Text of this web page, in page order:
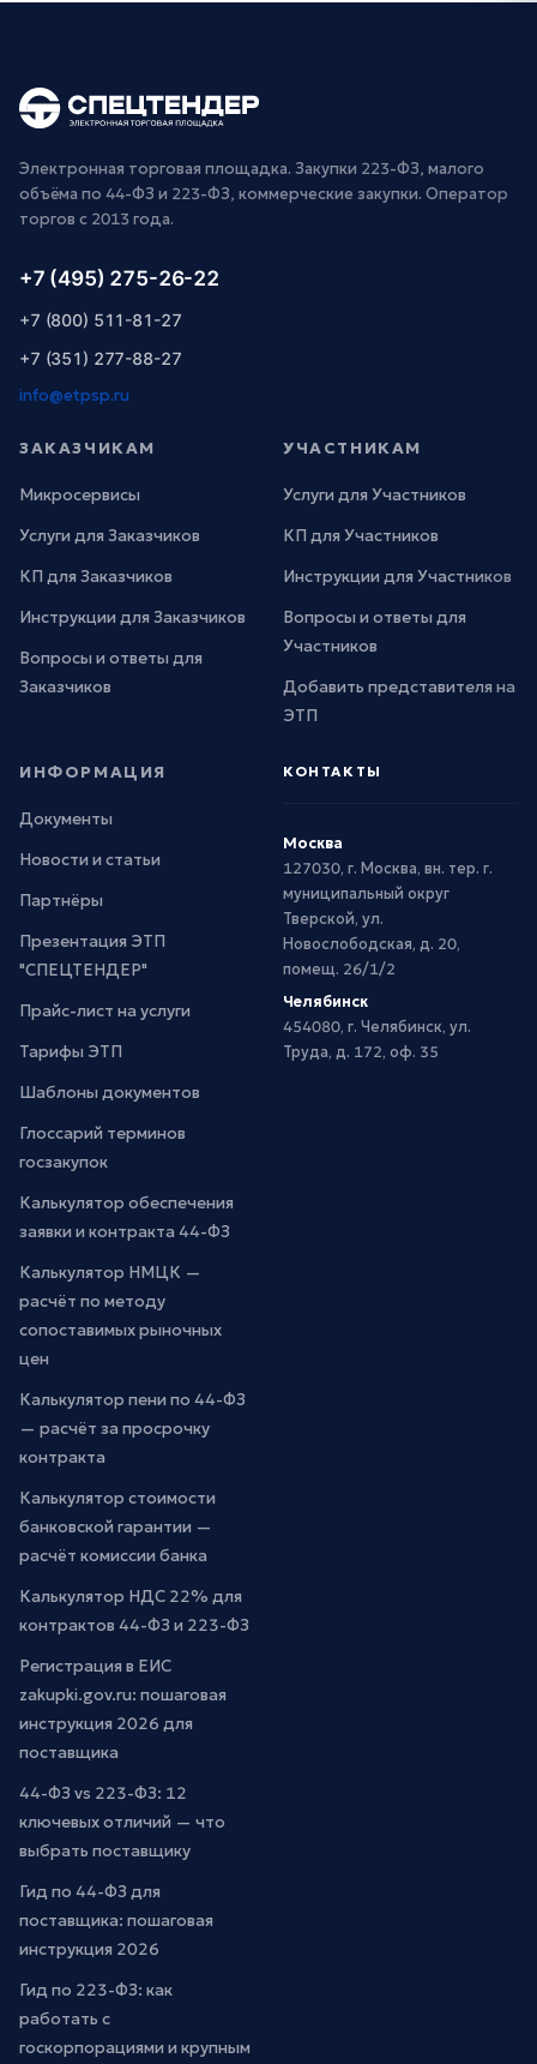
Электронная торговая площадка. Закупки 223-ФЗ, малого
объёма по 44-ФЗ и 223-ФЗ, коммерческие закупки. Оператор
торгов с 2013 года.
+7 (495) 275-26-22
+7 (800) 511-81-27
+7 (351) 277-88-27
info@etpsp.ru
ЗАКАЗЧИКАМ
Микросервисы
Услуги для Заказчиков
КП для Заказчиков
Инструкции для Заказчиков
Вопросы и ответы для
Заказчиков
УЧАСТНИКАМ
Услуги для Участников
КП для Участников
Инструкции для Участников
Вопросы и ответы для
Участников
Добавить представителя на
ЭТП
ИНФОРМАЦИЯ
Документы
Новости и статьи
Партнёры
Презентация ЭТП
"СПЕЦТЕНДЕР"
Прайс-лист на услуги
Тарифы ЭТП
Шаблоны документов
Глоссарий терминов
госзакупок
Калькулятор обеспечения
заявки и контракта 44-ФЗ
Калькулятор НМЦК —
расчёт по методу
сопоставимых рыночных
цен
Калькулятор пени по 44-ФЗ
— расчёт за просрочку
контракта
Калькулятор стоимости
банковской гарантии —
расчёт комиссии банка
Калькулятор НДС 22% для
контрактов 44-ФЗ и 223-ФЗ
Регистрация в ЕИС
zakupki.gov.ru: пошаговая
инструкция 2026 для
поставщика
44-ФЗ vs 223-ФЗ: 12
ключевых отличий — что
выбрать поставщику
Гид по 44-ФЗ для
поставщика: пошаговая
инструкция 2026
Гид по 223-ФЗ: как
работать с
госкорпорациями и крупным
КОНТАКТЫ
Москва
127030, г. Москва, вн. тер. г.
муниципальный округ
Тверской, ул.
Новослободская, д. 20,
помещ. 26/1/2
Челябинск
454080, г. Челябинск, ул.
Труда, д. 172, оф. 35